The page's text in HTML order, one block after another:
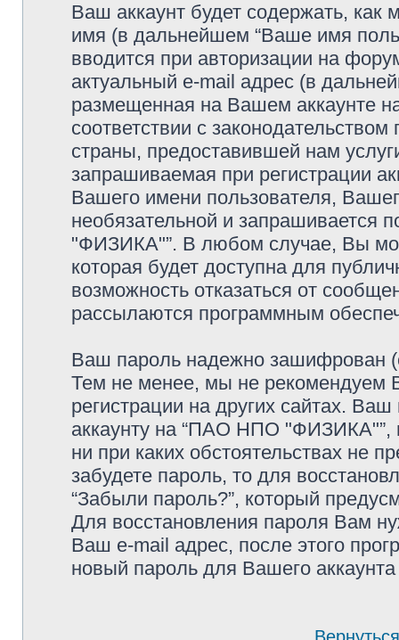
Ваш аккаунт будет содержать,
имя (в дальнейшем “Ваше имя
вводится при авторизации на
актуальный e-mail адрес (в
размещенная на Вашем
соответствии с
страны, предоставившей нам
запрашиваемая при регистрации
Вашего имени пользователя,
необязательной и
"ФИЗИКА"”. В любом случае, Вы
которая будет доступна для
возможность отказаться от
рассылаются программным
Ваш пароль надежно зашифрован
Тем не менее, мы не рекомендуем
регистрации на других сайтах.
аккаунту на “ПАО НПО "ФИЗИКА"”,
ни при каких обстоятельствах не
забудете пароль, то для
“Забыли пароль?”, который
Для восстановления пароля Вам
Ваш e-mail адрес, после этого
новый пароль для Вашего